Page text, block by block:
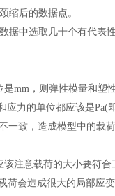
缩后的数据点。
据中选取几十个有代表
是mm，则弹性模量和塑
力的单位都应该是
一致，造成模型中的
注意载荷的大小要符合
荷会造成很大的局部应